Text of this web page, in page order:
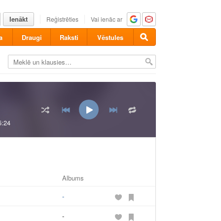
Ienākt Reģistrēties Vai ienāc ar
Draugi Raksti Vēstules
Albums
-
-